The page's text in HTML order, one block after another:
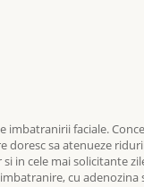
faciale.
doresc sa atenueze
in cele mai solicitante
cu adenozina